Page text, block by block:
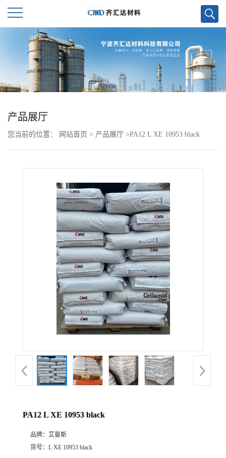
首
页
公
品
厅
产品展厅
您当前的位置： 网站首页 > 产品展厅 >PA12 L XE 10953 black
PA12 L XE 10953 black
品牌： 艾曼斯
货号： L XE 10953 black